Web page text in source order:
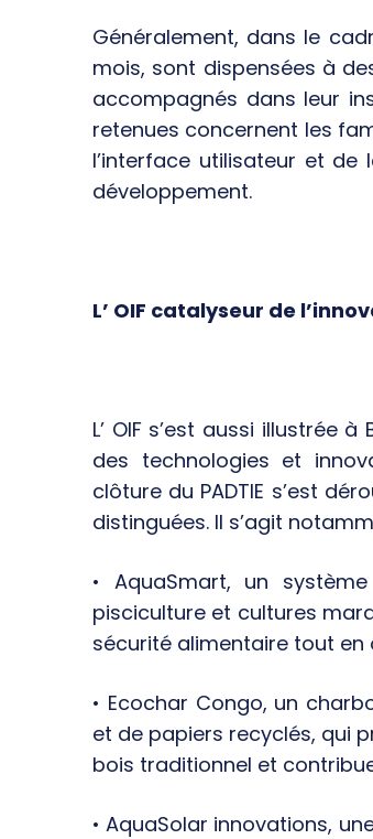
Généralement, dans le
mois, sont dispensées à
accompagnés dans leur
retenues concernent les
l’interface utilisateur et
développement.
L’ OIF catalyseur de
L’ OIF s’est aussi illustrée
des technologies et
clôture du PADTIE s’est
distinguées. Il s’agit
• AquaSmart, un
pisciculture et cultures
sécurité alimentaire tout en
• Ecochar Congo, un
et de papiers recyclés, qui
bois traditionnel et
• AquaSolar innovations,